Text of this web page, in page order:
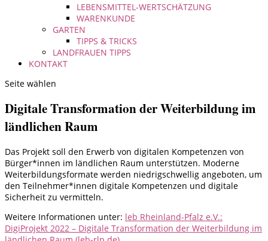
LEBENSMITTEL-WERTSCHÄTZUNG
WARENKUNDE
GARTEN
TIPPS & TRICKS
LANDFRAUEN TIPPS
KONTAKT
Seite wählen
Digitale Transformation der Weiterbildung im
ländlichen Raum
Das Projekt soll den Erwerb von digitalen Kompetenzen von
Bürger*innen im ländlichen Raum unterstützen. Moderne
Weiterbildungsformate werden niedrigschwellig angeboten, um
den Teilnehmer*innen digitale Kompetenzen und digitale
Sicherheit zu vermitteln.
Weitere Informationen unter: leb Rheinland-Pfalz e.V.:
DigiProjekt 2022 – Digitale Transformation der Weiterbildung im